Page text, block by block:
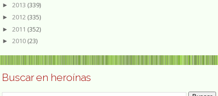
► 2013 (339)
► 2012 (335)
► 2011 (352)
► 2010 (23)
Buscar en heroínas